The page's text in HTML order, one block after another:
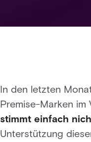
In den letzten
Premise-Marken
stimmt einfach
Unterstützung